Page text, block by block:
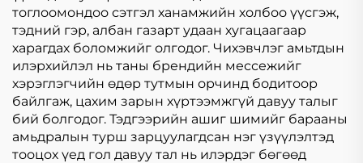
тоглоомондоо сэтгэл ханамжийн холбоо үүсгэж,
тэдний гэр, албан газарт удаан хугацаагаар
харагдах боломжийг олгодог. Чихэвчлэг амьтдын
илэрхийлэл нь таны брендийн мессежийг
хэрэглэгчийн өдөр тутмын орчинд бодитоор
байлгаж, цахим зарын хүртээмжгүй давуу талыг
бий болгодог. Тэдгээрийн ашиг шимийг барааны
амьдралын турш зарцуулагдсан нэг үзүүлэлтэд
тооцох үед гол давуу тал нь илэрдэг бөгөөд